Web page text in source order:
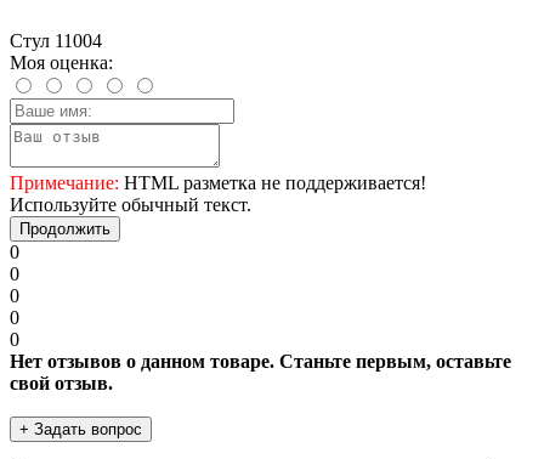
Стул 11004
Моя оценка:
Примечание: HTML разметка не поддерживается!
Используйте обычный текст.
Продолжить
0
0
0
0
0
Нет отзывов о данном товаре. Станьте первым, оставьте
свой отзыв.
+ Задать вопрос